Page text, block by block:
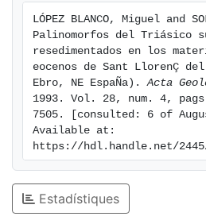
palinológico y en 19 de éstas
granos de polen triásicos. La
muestras con porcentajes altos
triásicos se corresponden con
a períodos con importantes
ha determinado la presencia
palinomorfos triásicos
cuales nunca han sido
tomadas en los materiales
areas relativamente cercanas a
han encontrado palinomorfos
Nonense (Tnásico superior).
LÓPEZ BLANCO, Miguel and
Palinomorfos del Triásico
resedimentados en los
eocenos de Sant LlorenÇ
Ebro, NE EspaÑa). Acta
1993. Vol. 28, num. 4,
7505. [consulted: 6 of
Available at:
https://hdl.handle.net/2445/
Estadístiques